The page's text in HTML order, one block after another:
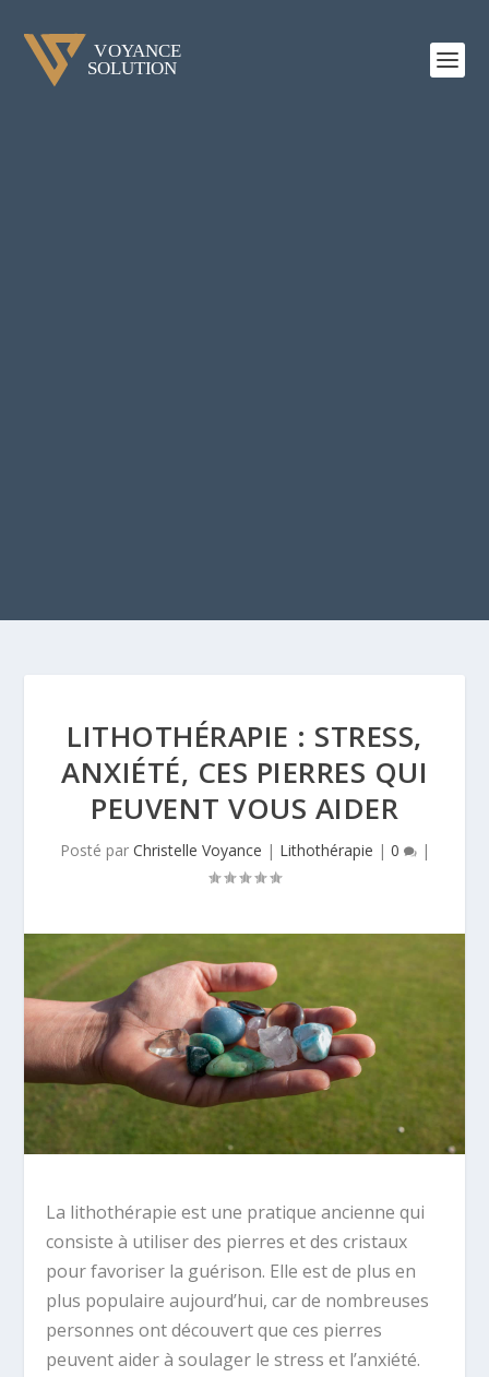
LITHOTHÉRAPIE : STRESS,
ANXIÉTÉ, CES PIERRES QUI
PEUVENT VOUS AIDER
Posté par Christelle Voyance | Lithothérapie | 0 |
La lithothérapie est une pratique ancienne qui
consiste à utiliser des pierres et des cristaux
pour favoriser la guérison. Elle est de plus en
plus populaire aujourd’hui, car de nombreuses
personnes ont découvert que ces pierres
peuvent aider à soulager le stress et l’anxiété.